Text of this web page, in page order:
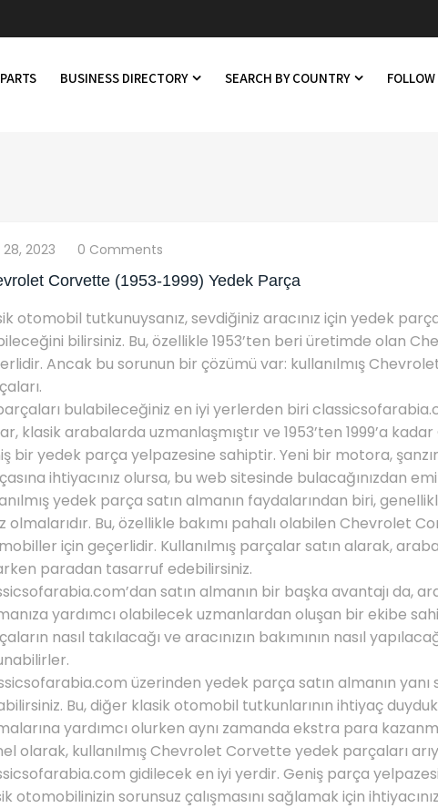
BUSINESS DIRECTORY SEARCH BY COUNTRY
2023
0 Comments
Corvette (1953-1999) Yedek Parça
otomobil tutkunuysanız, sevdiğiniz aracınız için yedek
bilirsiniz. Bu, özellikle 1953’ten beri üretimde olan
Ancak bu sorunun bir çözümü var: kullanılmış
bulabileceğiniz en iyi yerlerden biri
klasik arabalarda uzmanlaşmıştır ve 1953’ten 1999’a
bir yedek parça yelpazesine sahiptir. Yeni bir motora,
ihtiyacınız olursa, bu web sitesinde bulacağınızdan
yedek parça satın almanın faydalarından biri,
olmalarıdır. Bu, özellikle bakımı pahalı olabilen Chevrolet
için geçerlidir. Kullanılmış parçalar satın alarak,
paradan tasarruf edebilirsiniz.
satın almanın bir başka avantajı da,
yardımcı olabilecek uzmanlardan oluşan bir ekibe
nasıl takılacağı ve aracınızın bakımının nasıl
üzerinden yedek parça satın almanın yanı
Bu, diğer klasik otomobil tutkunlarının ihtiyaç
yardımcı olurken aynı zamanda ekstra para
olarak, kullanılmış Chevrolet Corvette yedek parçaları
gidilecek en iyi yerdir. Geniş parça
otomobilinizin sorunsuz çalışmasını sağlamak için